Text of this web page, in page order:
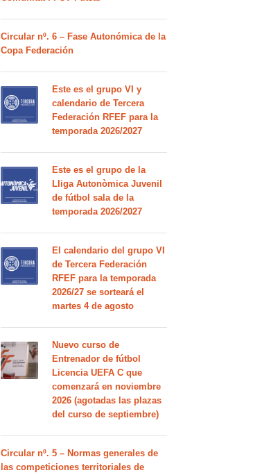
Circular nº. 6 – Fase Autonómica de la
Copa Federación
Este es el grupo VI y
calendario de Tercera
Federación RFEF para la
temporada 2026/2027
Este es el grupo de la
Lliga Autonòmica Juvenil
de fútbol sala de la
temporada 2026/2027
El calendario del grupo VI
de Tercera Federación
RFEF para la temporada
2026/27 se sorteará el
martes 4 de agosto
Nuevo curso de
Entrenador de fútbol
Licencia UEFA C que
comenzará en noviembre
2026 (agotadas las plazas
del curso de septiembre)
Circular nº. 5 – Normas generales de
las competiciones territoriales de